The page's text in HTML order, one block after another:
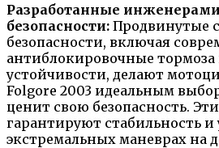
Разработанные
безопасности: Продвинутые
безопасности, включая
антиблокировочные тормоза
устойчивости, делают
Folgore 2003 идеальным
ценит свою безопасность.
гарантируют стабильность и
экстремальных маневрах на